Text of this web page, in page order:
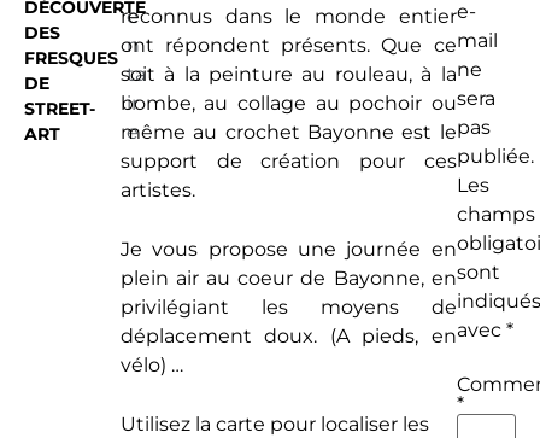
DÉCOUVERTE
DES
FRESQUES
DE
STREET-
ART
e
n
ta
ir
e
reconnus dans le monde entier
ont répondent présents. Que ce
soit à la peinture au rouleau, à la
bombe, au collage au pochoir ou
même au crochet Bayonne est le
support de création pour ces
artistes.
Je vous propose une journée en
plein air au coeur de Bayonne, en
privilégiant les moyens de
déplacement doux. (A pieds, en
vélo) …
Utilisez la carte pour localiser les
e-
mail
ne
sera
pas
publiée.
Les
champs
sont
indiqués
avec *
*